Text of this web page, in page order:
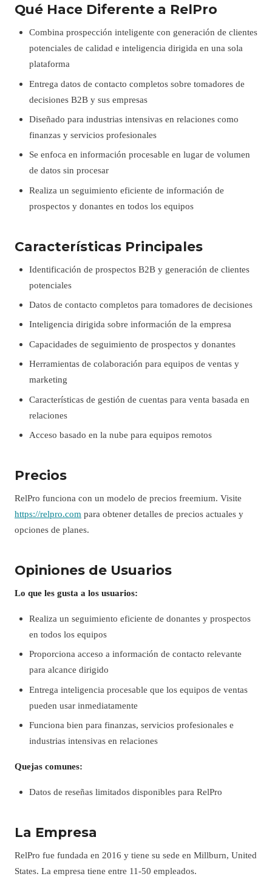
Qué Hace Diferente a RelPro
Combina prospección inteligente con generación de clientes
potenciales de calidad e inteligencia dirigida en una sola
plataforma
Entrega datos de contacto completos sobre tomadores de
decisiones B2B y sus empresas
Diseñado para industrias intensivas en relaciones como
finanzas y servicios profesionales
Se enfoca en información procesable en lugar de volumen
de datos sin procesar
Realiza un seguimiento eficiente de información de
prospectos y donantes en todos los equipos
Características Principales
Identificación de prospectos B2B y generación de clientes
potenciales
Datos de contacto completos para tomadores de decisiones
Inteligencia dirigida sobre información de la empresa
Capacidades de seguimiento de prospectos y donantes
Herramientas de colaboración para equipos de ventas y
marketing
Características de gestión de cuentas para venta basada en
relaciones
Acceso basado en la nube para equipos remotos
Precios
RelPro funciona con un modelo de precios freemium. Visite
https://relpro.com para obtener detalles de precios actuales y
opciones de planes.
Opiniones de Usuarios
Lo que les gusta a los usuarios:
Realiza un seguimiento eficiente de donantes y prospectos
en todos los equipos
Proporciona acceso a información de contacto relevante
para alcance dirigido
Entrega inteligencia procesable que los equipos de ventas
pueden usar inmediatamente
Funciona bien para finanzas, servicios profesionales e
industrias intensivas en relaciones
Quejas comunes:
Datos de reseñas limitados disponibles para RelPro
La Empresa
RelPro fue fundada en 2016 y tiene su sede en Millburn, United
States. La empresa tiene entre 11-50 empleados.